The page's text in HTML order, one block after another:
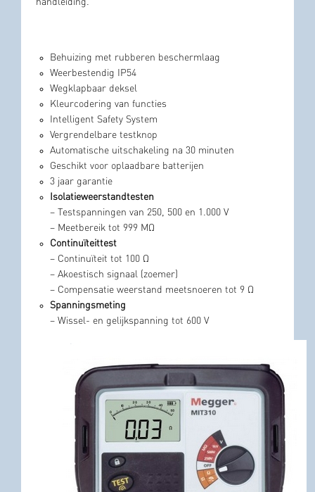
Behuizing met rubberen beschermlaag
Weerbestendig IP54
Wegklapbaar deksel
Kleurcodering van functies
Intelligent Safety System
Vergrendelbare testknop
Automatische uitschakeling na 30 minuten
Geschikt voor oplaadbare batterijen
3 jaar garantie
Isolatieweerstandtesten
– Testspanningen van 250, 500 en 1.000 V
– Meetbereik tot 999 MΩ
Continuïteittest
– Continuïteit tot 100 Ω
– Akoestisch signaal (zoemer)
– Compensatie weerstand meetsnoeren tot 9 Ω
Spanningsmeting
– Wissel- en gelijkspanning tot 600 V